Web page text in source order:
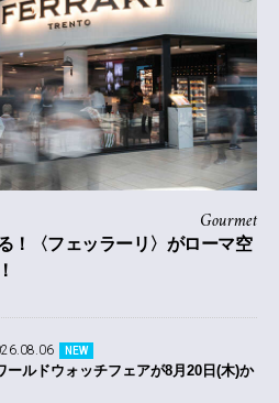
Gourmet
！〈フェッラーリ〉がローマ空
NEW
ールドウォッチフェアが8月20日(木)か